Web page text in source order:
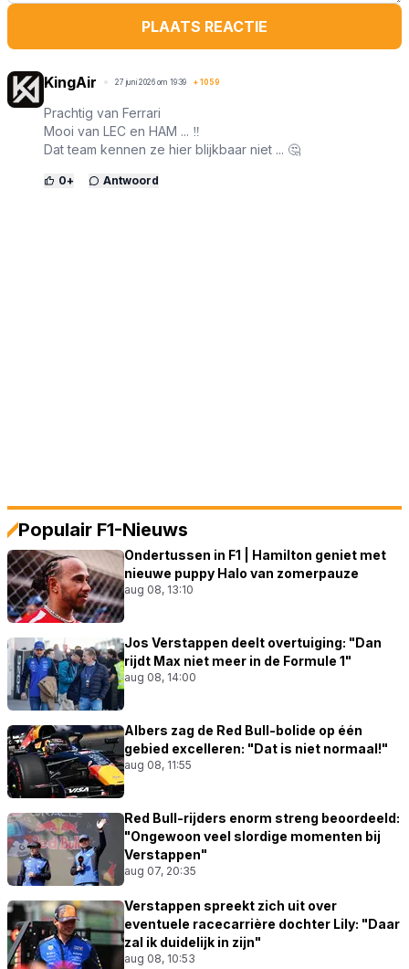
PLAATS REACTIE
KingAir 27 juni 2026 om 19:39 + 1059
Prachtig van Ferrari
Mooi van LEC en HAM ... ‼️
Dat team kennen ze hier blijkbaar niet ... 🤔
0+ Antwoord
Populair F1-Nieuws
Ondertussen in F1 | Hamilton geniet met
nieuwe puppy Halo van zomerpauze
aug 08, 13:10
Jos Verstappen deelt overtuiging: "Dan
rijdt Max niet meer in de Formule 1"
aug 08, 14:00
Albers zag de Red Bull-bolide op één
gebied excelleren: "Dat is niet normaal!"
aug 08, 11:55
Red Bull-rijders enorm streng beoordeeld:
"Ongewoon veel slordige momenten bij
Verstappen"
aug 07, 20:35
Verstappen spreekt zich uit over
eventuele racecarrière dochter Lily: "Daar
zal ik duidelijk in zijn"
aug 08, 10:53